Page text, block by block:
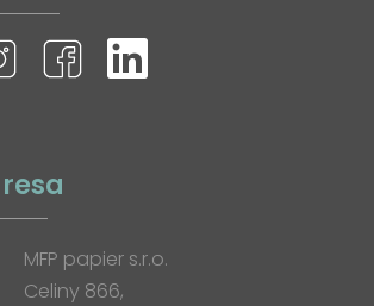
MFP papier s.r.o.
Celiny 866,